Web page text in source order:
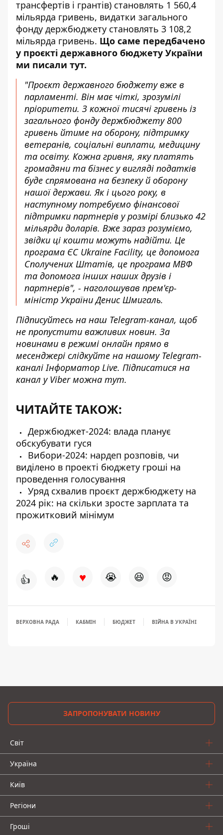
трансфертів і грантів) становлять 1 560,4
мільярда гривень, видатки загального
фонду держбюджету становлять 3 108,2
мільярда гривень. Що саме передбачено
у проєкті державного бюджету України
ми писали тут.
"Проєкт державного бюджетувже в
парламенті. Він має чіткі, зрозумілі
пріоритети. З кожної тисячі гривень із
загального фонду держбюджету 800
гривень йтиме на оборону, підтримку
ветеранів, соціальні виплати, медицину
та освіту. Кожна гривня, яку платять
громадяни та бізнес у вигляді податків
буде спрямована на безпеку й оборону
нашої держави. Як і цього року, в
наступному потребуємо фінансової
підтримки партнерів у розмірі близько 42
мільярди доларів. Вже зараз розуміємо,
звідки ці кошти можуть надійти. Це
програма ЄС Ukraine Facility, це допомога
Сполучених Штатів, це програма МВФ
та допомога інших наших друзів і
партнерів", - наголошував прем'єр-
міністр України Денис Шмигаль.
Підписуйтесь на наш Telegram-канал, щоб
не пропустити важливих новин. За
новинами в режимі онлайн прямо в
месенджері слідкуйте на нашому Telegram-
каналі Інформатор Live. Підписатися на
канал у Viber можна тут.
ЧИТАЙТЕ ТАКОЖ:
Держбюджет-2024: влада планує
обскубувати гуся
Вибори-2024: нардеп розповів, чи
виділено в проекті бюджету гроші на
проведення голосування
Уряд схвалив проєкт держбюджету на
2024 рік: на скільки зросте зарплата та
прожитковий мінімум
👍 🔥 ♥ 😭 😆 😡
ВЕРХОВНА РАДА КАБМІН БЮДЖЕТ ВІЙНА В УКРАЇНІ
ЗАПРОПОНУВАТИ НОВИНУ
Світ
Україна
Київ
Регіони
Гроші